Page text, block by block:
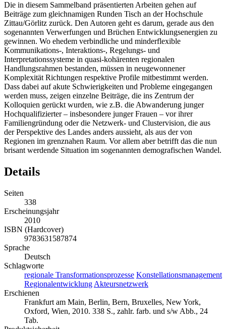
Die in diesem Sammelband präsentierten Arbeiten gehen auf
Beiträge zum gleichnamigen Runden Tisch an der Hochschule
Zittau/Görlitz zurück. Den Autoren geht es darum, gerade aus den
sogenannten Verwerfungen und Brüchen Entwicklungsenergien zu
gewinnen. Wo ehedem verbindliche und minderflexible
Kommunikations-, Interaktions-, Regelungs- und
Interpretationssysteme in quasi-kohärenten regionalen
Handlungsrahmen bestanden, müssen in neugewonnener
Komplexität Richtungen respektive Profile mitbestimmt werden.
Dass dabei auf akute Schwierigkeiten und Probleme eingegangen
werden muss, zeigen einzelne Beiträge, die ins Zentrum der
Kolloquien gerückt wurden, wie z.B. die Abwanderung junger
Hochqualifizierter – insbesondere junger Frauen – vor ihrer
Familiengründung oder die Netzwerk- und Clustervision, die aus
der Perspektive des Landes anders aussieht, als aus der von
Regionen im grenznahen Raum. Vor allem aber betrifft das die nun
brisant werdende Situation im sogenannten demografischen Wandel.
Details
Seiten
338
Erscheinungsjahr
2010
ISBN (Hardcover)
9783631587874
Sprache
Deutsch
Schlagworte
regionale Transformationsprozesse Konstellationsmanagement
Regionalentwicklung Akteursnetzwerk
Erschienen
Frankfurt am Main, Berlin, Bern, Bruxelles, New York,
Oxford, Wien, 2010. 338 S., zahlr. farb. und s/w Abb., 24
Tab.